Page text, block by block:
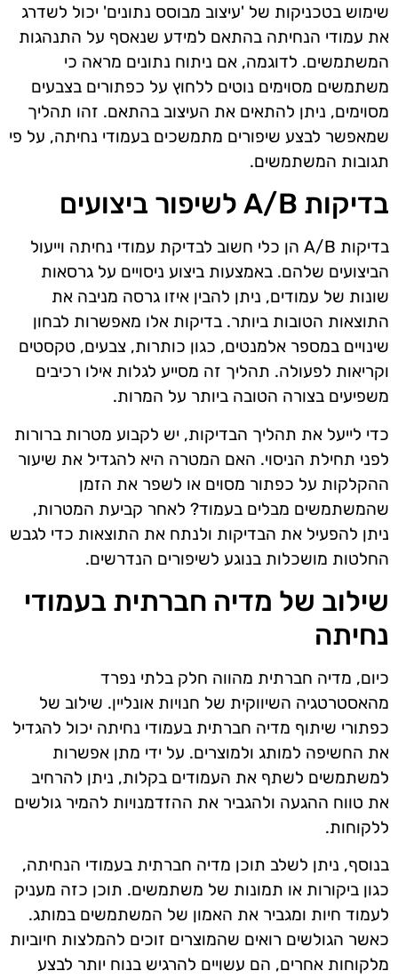
שימוש בטכניקות של 'עיצוב מבוסס נתונים' יכול לשדרג
את עמודי הנחיתה בהתאם למידע שנאסף על התנהגות
המשתמשים. לדוגמה, אם ניתוח נתונים מראה כי
משתמשים מסוימים נוטים ללחוץ על כפתורים בצבעים
מסוימים, ניתן להתאים את העיצוב בהתאם. זהו תהליך
שמאפשר לבצע שיפורים מתמשכים בעמודי נחיתה, על פי
תגובות המשתמשים.
בדיקות A/B לשיפור ביצועים
בדיקות A/B הן כלי חשוב לבדיקת עמודי נחיתה וייעול
הביצועים שלהם. באמצעות ביצוע ניסויים על גרסאות
שונות של עמודים, ניתן להבין איזו גרסה מניבה את
התוצאות הטובות ביותר. בדיקות אלו מאפשרות לבחון
שינויים במספר אלמנטים, כגון כותרות, צבעים, טקסטים
וקריאות לפעולה. תהליך זה מסייע לגלות אילו רכיבים
משפיעים בצורה הטובה ביותר על המרות.
כדי לייעל את תהליך הבדיקות, יש לקבוע מטרות ברורות
לפני תחילת הניסוי. האם המטרה היא להגדיל את שיעור
ההקלקות על כפתור מסוים או לשפר את הזמן
שהמשתמשים מבלים בעמוד? לאחר קביעת המטרות,
ניתן להפעיל את הבדיקות ולנתח את התוצאות כדי לגבש
החלטות מושכלות בנוגע לשיפורים הנדרשים.
שילוב של מדיה חברתית בעמודי
נחיתה
כיום, מדיה חברתית מהווה חלק בלתי נפרד
מהאסטרטגיה השיווקית של חנויות אונליין. שילוב של
כפתורי שיתוף מדיה חברתית בעמודי נחיתה יכול להגדיל
את החשיפה למותג ולמוצרים. על ידי מתן אפשרות
למשתמשים לשתף את העמודים בקלות, ניתן להרחיב
את טווח ההגעה ולהגביר את ההזדמנויות להמיר גולשים
ללקוחות.
בנוסף, ניתן לשלב תוכן מדיה חברתית בעמודי הנחיתה,
כגון ביקורות או תמונות של משתמשים. תוכן כזה מעניק
לעמוד חיות ומגביר את האמון של המשתמשים במותג.
כאשר הגולשים רואים שהמוצרים זוכים להמלצות חיוביות
מלקוחות אחרים, הם עשויים להרגיש בנוח יותר לבצע